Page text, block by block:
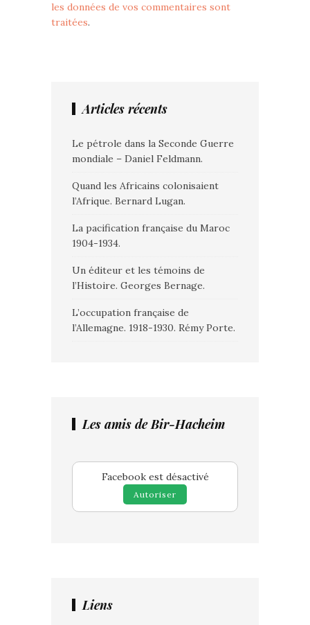
les données de vos commentaires sont
traitées.
Articles récents
Le pétrole dans la Seconde Guerre
mondiale – Daniel Feldmann.
Quand les Africains colonisaient
l’Afrique. Bernard Lugan.
La pacification française du Maroc
1904-1934.
Un éditeur et les témoins de
l’Histoire. Georges Bernage.
L’occupation française de
l’Allemagne. 1918-1930. Rémy Porte.
Les amis de Bir-Hacheim
Facebook est désactivé
Autoriser
Liens